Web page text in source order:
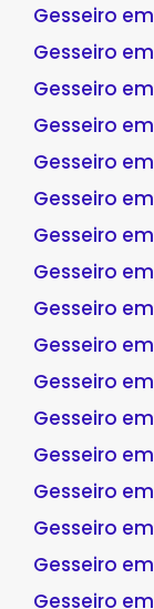
Gesseiro
Gesseiro
Gesseiro
Gesseiro
Gesseiro
Gesseiro
Gesseiro
Gesseiro
Gesseiro
Gesseiro
Gesseiro
Gesseiro
Gesseiro
Gesseiro
Gesseiro
Gesseiro
Gesseiro